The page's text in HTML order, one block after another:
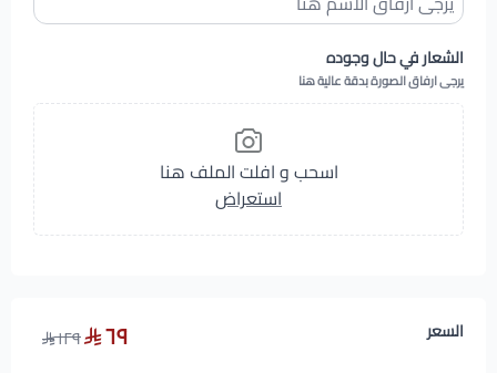
الشعار في حال وجوده
يرجى ارفاق الصورة بدقة عالية هنا
اسحب و افلت الملف هنا
استعراض
السعر ٦٩ ١٢٩